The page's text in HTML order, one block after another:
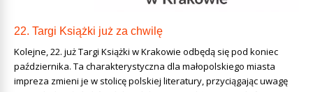
22. Targi Książki już za chwilę
Kolejne, 22. już Targi Książki w Krakowie odbędą się pod koniec
października. Ta charakterystyczna dla małopolskiego miasta
impreza zmieni je w stolicę polskiej literatury, przyciągając uwagę